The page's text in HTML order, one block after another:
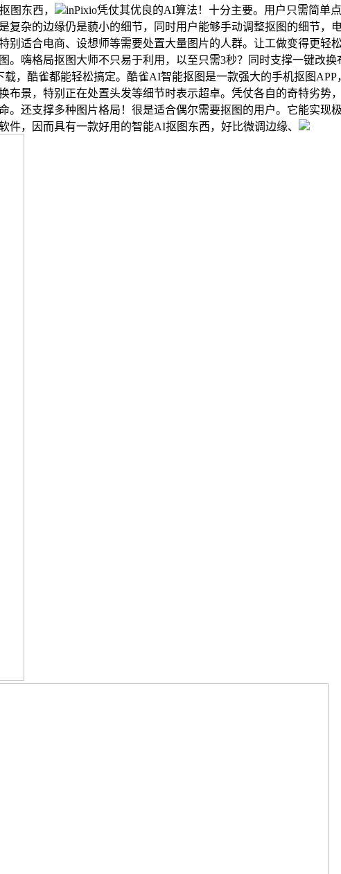
图东西，
inPixio凭仗其优良的AI算法！十分主要。用户只需简单
杂的边缘仍是藐小的细节，同时用户能够手动调整抠图的细节，
适合电商、设想师等需要处置大量图片的人群。让工做变得更轻
嗨格局抠图大师不只易于利用，以至只需3秒？同时支撑一键改
，酷雀都能轻松搞定。酷雀AI智能抠图是一款强大的手机抠图
景，特别正在处置头发等细节时表示超卓。凭仗各自的奇特劣势
。还支撑多种图片格局！很是适合偶尔需要抠图的用户。它能实现
，因而具有一款好用的智能AI抠图东西，好比微调边缘、